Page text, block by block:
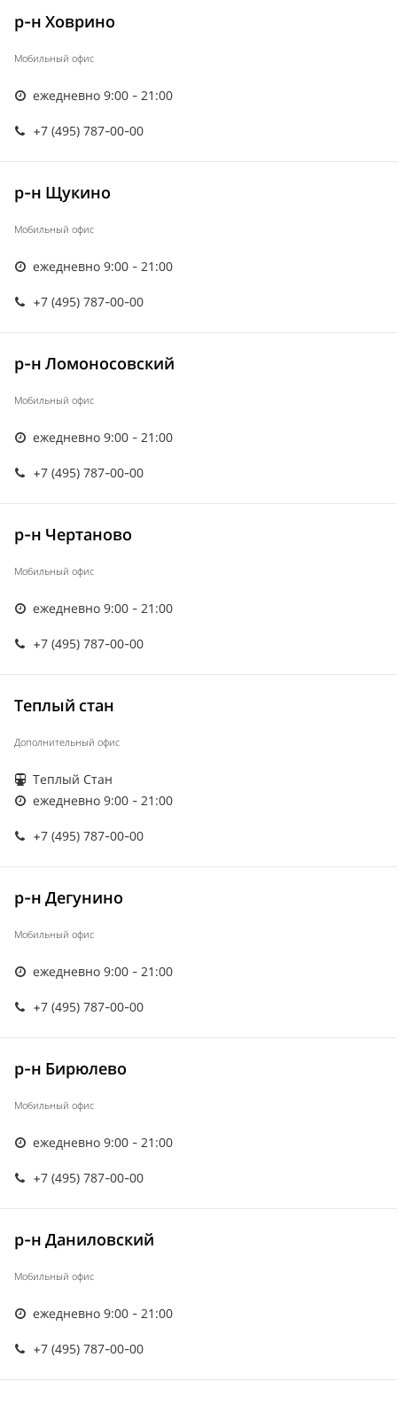
р-н Ховрино
Мобильный офис
ежедневно 9:00 - 21:00
+7 (495) 787-00-00
р-н Щукино
Мобильный офис
ежедневно 9:00 - 21:00
+7 (495) 787-00-00
р-н Ломоносовский
Мобильный офис
ежедневно 9:00 - 21:00
+7 (495) 787-00-00
р-н Чертаново
Мобильный офис
ежедневно 9:00 - 21:00
+7 (495) 787-00-00
Теплый стан
Дополнительный офис
Теплый Стан
ежедневно 9:00 - 21:00
+7 (495) 787-00-00
р-н Дегунино
Мобильный офис
ежедневно 9:00 - 21:00
+7 (495) 787-00-00
р-н Бирюлево
Мобильный офис
ежедневно 9:00 - 21:00
+7 (495) 787-00-00
р-н Даниловский
Мобильный офис
ежедневно 9:00 - 21:00
+7 (495) 787-00-00